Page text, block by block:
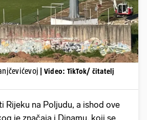
| Video: TikTok/ čitatelj
Rijeku na Poljudu, a ishod ove
je značaja i Dinamu, koji se